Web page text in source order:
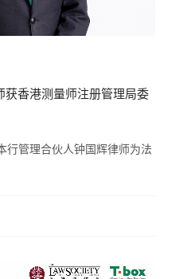
香港测量师注册管理局委
行管理合伙人钟国辉律师为法